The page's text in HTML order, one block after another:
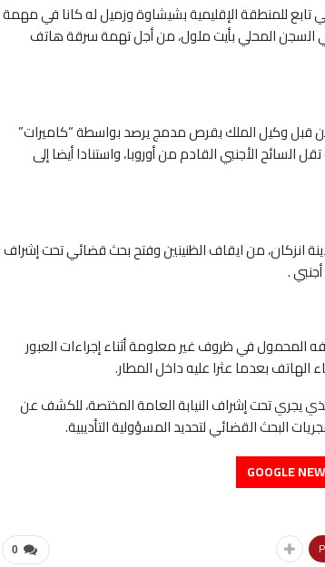
للمنطقة الإقليمية بشيشاوة وزميل له كانا في مهمة
في حالة اعتقال وإيداعهما في السجن المحلي بأيت ملول، من أجل تهمة سرقة هاتف
من قبل وكيل الملك بقرص مدمج يرصد بواسطة “كاميرات”
السائح الأجنبي القادم من أوروبا، واستنادا أيضا إلى
الشرطة القضائية بمدينة انزكان، من ايقاف الظنينين وفتح بحث قضائي تحت إشراف
.
المحمول في ظروف غير معلومة أثناء إجراءات العبور
الهاتف بعدما عثرا عليه داخل المطار.
يجري تحت إشراف النيابة العامة المختصة، للكشف عن
البحث القضائي لتحديد المسؤولية التأديبية.
0